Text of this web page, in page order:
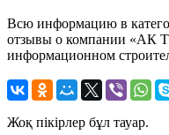
Всю информацию в
отзывы о компании «АК
информационном
Жоқ пікірлер бұл тауар.